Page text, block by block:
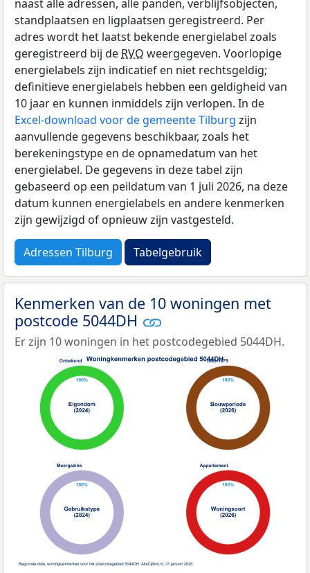
naast alle adressen, alle panden, verblijfsobjecten,
standplaatsen en ligplaatsen geregistreerd. Per
adres wordt het laatst bekende energielabel zoals
geregistreerd bij de RVO weergegeven. Voorlopige
energielabels zijn indicatief en niet rechtsgeldig;
definitieve energielabels hebben een geldigheid van
10 jaar en kunnen inmiddels zijn verlopen. In de
Excel-download voor de gemeente Tilburg zijn
aanvullende gegevens beschikbaar, zoals het
berekeningstype en de opnamedatum van het
energielabel. De gegevens in deze tabel zijn
gebaseerd op een peildatum van 1 juli 2026, na deze
datum kunnen energielabels en andere kenmerken
zijn gewijzigd of opnieuw zijn vastgesteld.
Adressen Tilburg Tabelgebruik
Kenmerken van de 10 woningen met
postcode 5044DH
Er zijn 10 woningen in het postcodegebied 5044DH.